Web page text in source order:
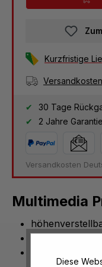
Kurzfristige
30 Tage
2 Jahre Garantie
Versandkosten
Multimedia
Diese